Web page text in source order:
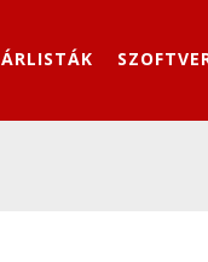
ÁRLISTÁK